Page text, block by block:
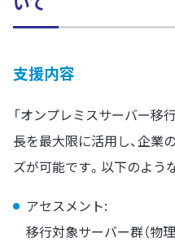
支援内容
「オンプレミスサーバー移
長を最大限に活用し、企業
ズが可能です。以下のよう
アセスメント:
移行対象サーバー群（物